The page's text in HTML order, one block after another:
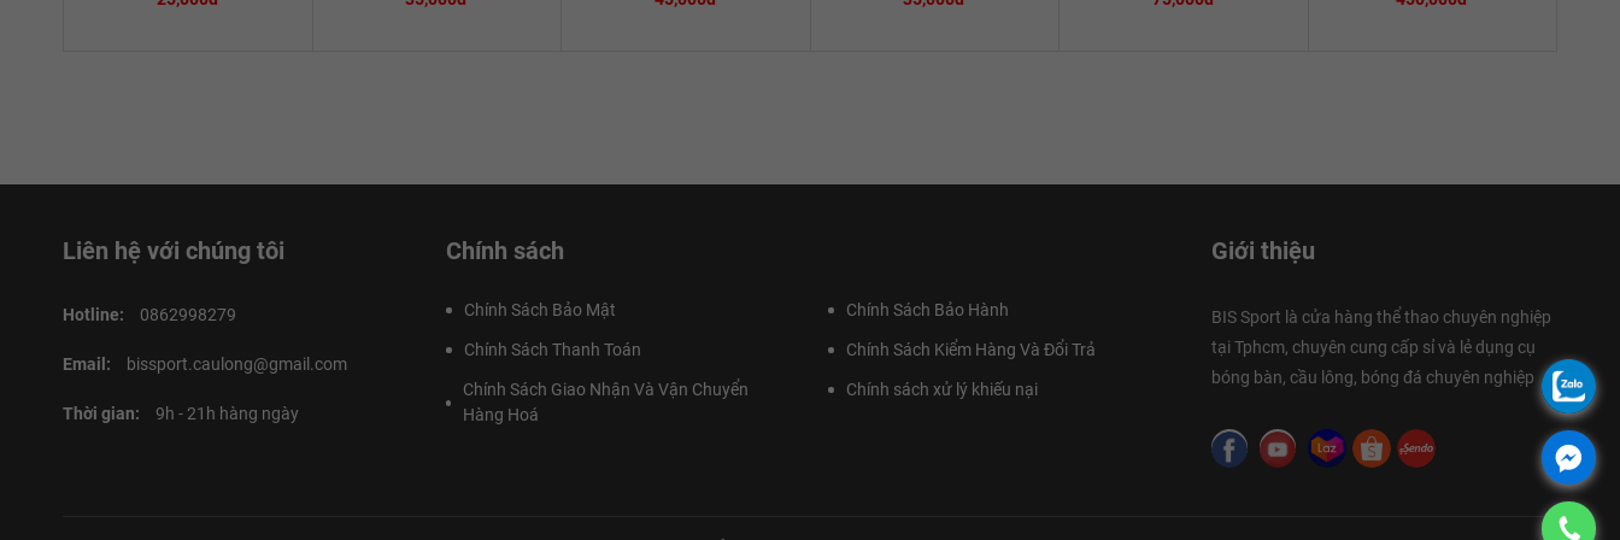
Liên hệ với chúng tôi
Hotline: 0862998279
Email: bissport.caulong@gmail.com
Thời gian: 9h - 21h hàng ngày
Chính sách
Chính Sách Bảo Mật Chính Sách Bảo Hành
Chính Sách Thanh Toán Chính Sách Kiểm Hàng Và Đổi Trả
Chính Sách Giao Nhận Và Vận Chuyển
Hàng Hoá
Chính sách xử lý khiếu nại
Giới thiệu
BIS Sport là cửa hàng thể thao chuyên nghiệp
tại Tphcm, chuyên cung cấp sỉ và lẻ dụng cụ
bóng bàn, cầu lông, bóng đá chuyên nghiệp